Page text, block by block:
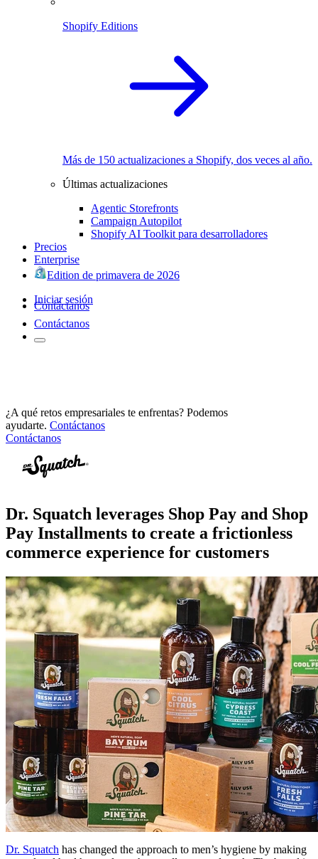
Shopify Editions
Más de 150 actualizaciones a Shopify, dos veces al año.
Últimas actualizaciones
Agentic Storefronts
Campaign Autopilot
Shopify AI Toolkit para desarrolladores
Precios
Enterprise
Edition de primavera de 2026
Iniciar sesión
Contáctanos
Contáctanos
¿A qué retos empresariales te enfrentas? Podemos
ayudarte. Contáctanos
Contáctanos
Dr. Squatch leverages Shop Pay and Shop
Pay Installments to create a frictionless
commerce experience for customers
Dr. Squatch has changed the approach to men’s hygiene by making